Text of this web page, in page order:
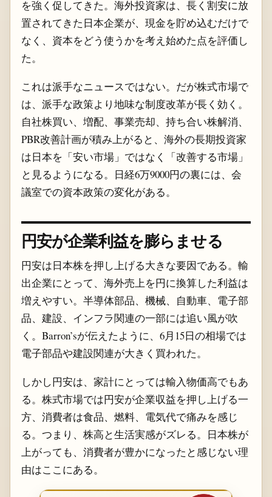
を強く促してきた。海外投資家は、長く割安に放
置されてきた日本企業が、現金を貯め込むだけで
なく、資本をどう使うかを考え始めた点を評価し
た。
これは派手なニュースではない。だが株式市場で
は、派手な政策より地味な制度改革が長く効く。
自社株買い、増配、事業売却、持ち合い株解消、
PBR改善計画が積み上がると、海外の長期投資家
は日本を「安い市場」ではなく「改善する市場」
と見るようになる。日経6万9000円の裏には、会
議室での資本政策の変化がある。
円安が企業利益を膨らませる
円安は日本株を押し上げる大きな要因である。輸
出企業にとって、海外売上を円に換算した利益は
増えやすい。半導体部品、機械、自動車、電子部
品、建設、インフラ関連の一部には追い風が吹
く。Barron’sが伝えたように、6月15日の相場では
電子部品や建設関連が大きく買われた。
しかし円安は、家計にとっては輸入物価高でもあ
る。株式市場では円安が企業収益を押し上げる一
方、消費者は食品、燃料、電気代で痛みを感じ
る。つまり、株高と生活実感がズレる。日本株が
上がっても、消費者が豊かになったと感じない理
由はここにある。